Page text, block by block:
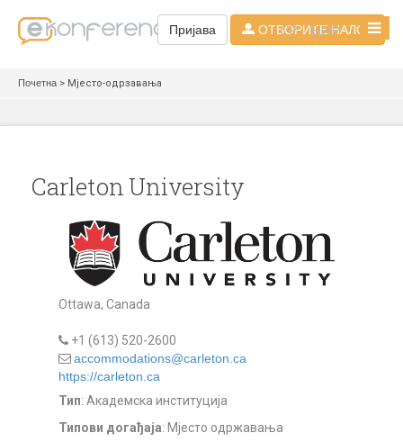
Пријава ОТВОРИТЕ НАЛОГ
СР - ЋИР
Почетна > Мјесто-одрзавања
Carleton University
Ottawa, Canada
+1 (613) 520-2600
accommodations@carleton.ca
https://carleton.ca
Тип: Академска институција
Типови догађаја: Мјесто одржавања